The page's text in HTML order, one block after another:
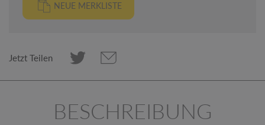
NEUE MERKLISTE
Jetzt Teilen
BESCHREIBUNG